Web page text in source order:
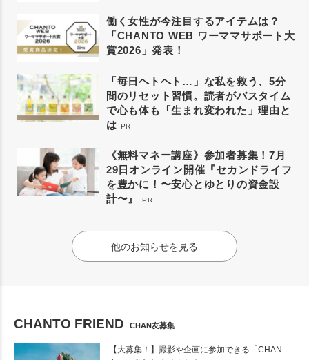
働く女性が今注目するアイテムは？
「CHANTO WEB ワーママサポート大
賞2026」発表！
「毎日ヘトヘト…」な私を救う、5分
間のリセット習慣。読者がバスタイム
で心も体も「生まれ変われた」理由と
は PR
《無料マネー講座》参加者募集！7月
29日オンライン開催『セカンドライフ
を豊かに！〜安心とゆとりの資金設
計〜』
PR
他のお知らせを見る
CHANTO FRIEND CHAN友募集
【大募集！】撮影や企画に参加できる「CHAN